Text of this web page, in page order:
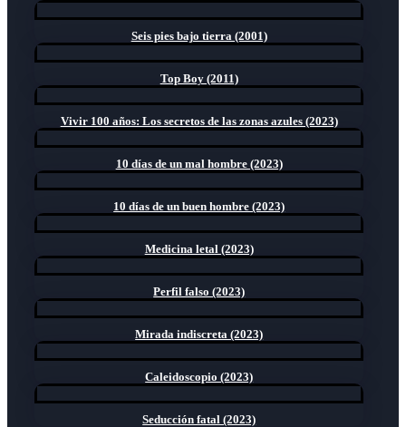
Seis pies bajo tierra (2001)
Top Boy (2011)
Vivir 100 años: Los secretos de las zonas azules (2023)
10 días de un mal hombre (2023)
10 días de un buen hombre (2023)
Medicina letal (2023)
Perfil falso (2023)
Mirada indiscreta (2023)
Caleidoscopio (2023)
Seducción fatal (2023)